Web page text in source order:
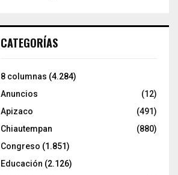
CATEGORÍAS
8 columnas (4.284)
Anuncios
(12)
Apizaco
(491)
Chiautempan
(880)
Congreso (1.851)
Educación (2.126)